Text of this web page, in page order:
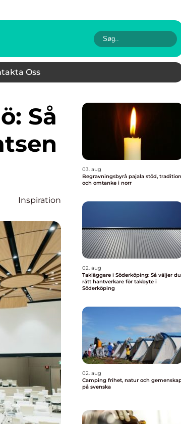
Oss
Inspiration
03. aug
Begravningsbyrå pajala stöd, tradition
och omtanke i norr
02. aug
Takläggare i Söderköping: Så väljer du
rätt hantverkare för takbyte i
Söderköping
02. aug
Camping frihet, natur och gemenskap
på svenska